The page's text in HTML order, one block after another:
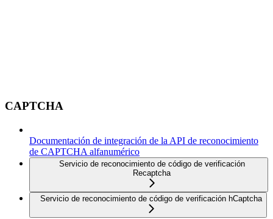
CAPTCHA
Documentación de integración de la API de reconocimiento
de CAPTCHA alfanumérico
Servicio de reconocimiento de código de verificación
Recaptcha
Servicio de reconocimiento de código de verificación hCaptcha